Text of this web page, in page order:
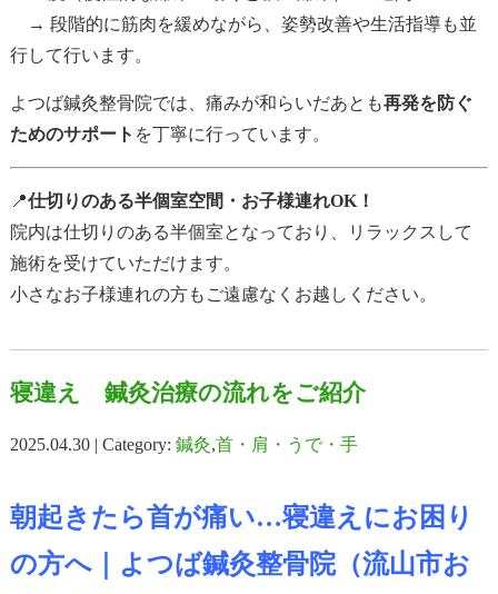
→ 段階的に筋肉を緩めながら、姿勢改善や生活指導も並
行して行います。
よつば鍼灸整骨院では、痛みが和らいだあとも再発を防ぐ
ためのサポート を丁寧に行っています。
📍仕切りのある半個室空間・お子様連れOK！
院内は仕切りのある半個室となっており、リラックスして
施術を受けていただけます。
小さなお子様連れの方もご遠慮なくお越しください。
寝違え 鍼灸治療の流れをご紹介
2025.04.30 | Category: 鍼灸,首・肩・うで・手
朝起きたら首が痛い…寝違えにお困り
の方へ｜よつば鍼灸整骨院（流山市お